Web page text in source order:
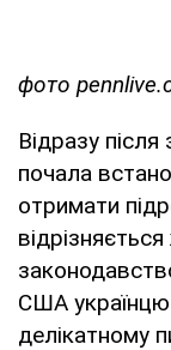
фото
Відразу
почала
отримати
США українцю
делікатному